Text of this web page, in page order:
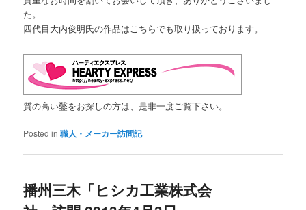
た。
四代目大内俊明氏の作品はこちらでも取り扱っております。
質の高い鑿をお探しの方は、是非一度ご覧下さい。
Posted in 職人・メーカー訪問記
播州三木「ヒシカ工業株式会